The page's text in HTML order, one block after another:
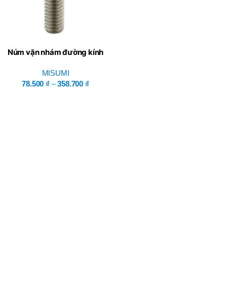
Núm vặn nhám đường kính
MISUMI
78.500 ₫ – 358.700 ₫